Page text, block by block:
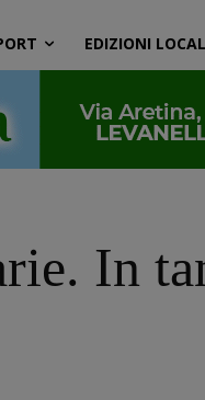
EDIZIONI
In